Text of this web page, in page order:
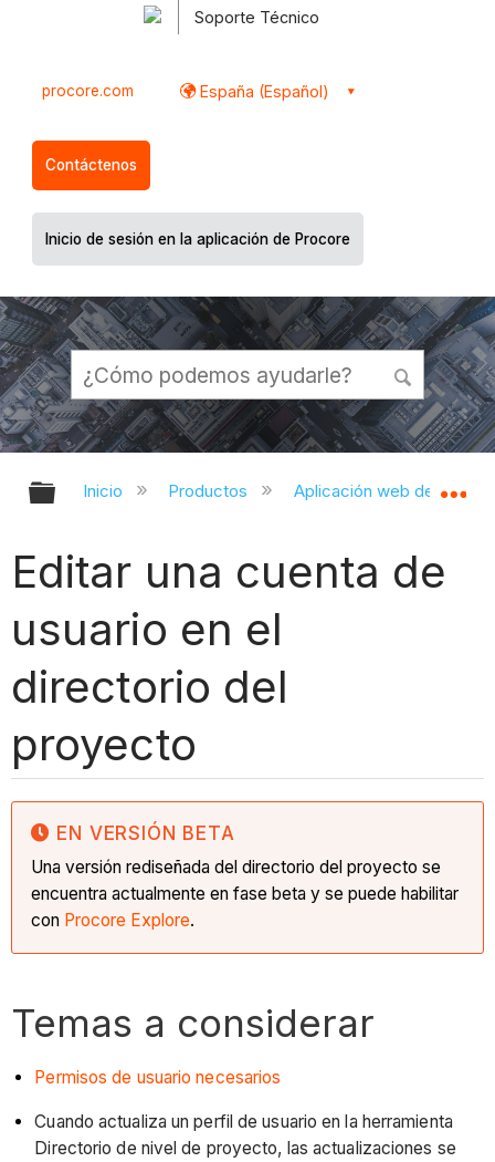
Soporte Técnico
procore.com España (Español)
Contáctenos
Inicio de sesión en la aplicación de Procore
Expandir/contraer jerarquía global
Inicio Productos Aplicación web de
Editar una cuenta de
usuario en el
directorio del
proyecto
EN VERSIÓN BETA
Una versión rediseñada del directorio del proyecto se
encuentra actualmente en fase beta y se puede habilitar
con Procore Explore.
Temas a considerar
Permisos de usuario necesarios
Cuando actualiza un perfil de usuario en la herramienta
Directorio de nivel de proyecto, las actualizaciones se